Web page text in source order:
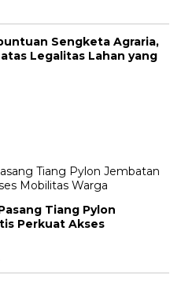
Sengketa Agraria,
Legalitas Lahan yang
Tiang Pylon
Perkuat Akses